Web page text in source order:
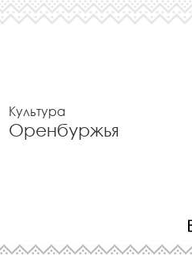
Культура
Оренбуржья